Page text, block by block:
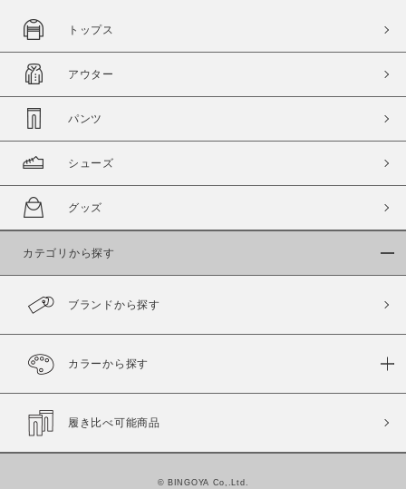
トップス
アウター
パンツ
シューズ
グッズ
カテゴリから探す
ブランドから探す
カラーから探す
履き比べ可能商品
© BINGOYA Co,.Ltd.